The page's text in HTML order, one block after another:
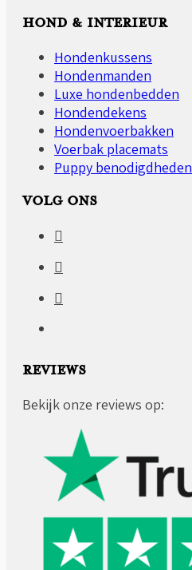
HOND & INTERIEUR
Hondenkussens
Hondenmanden
Luxe hondenbedden
Hondendekens
Hondenvoerbakken
Voerbak placemats
Puppy benodigdheden
VOLG ONS
REVIEWS
Bekijk onze reviews op: